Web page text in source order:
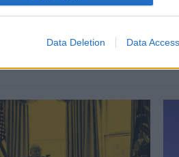
Data Deletion Data Access
Δείτε